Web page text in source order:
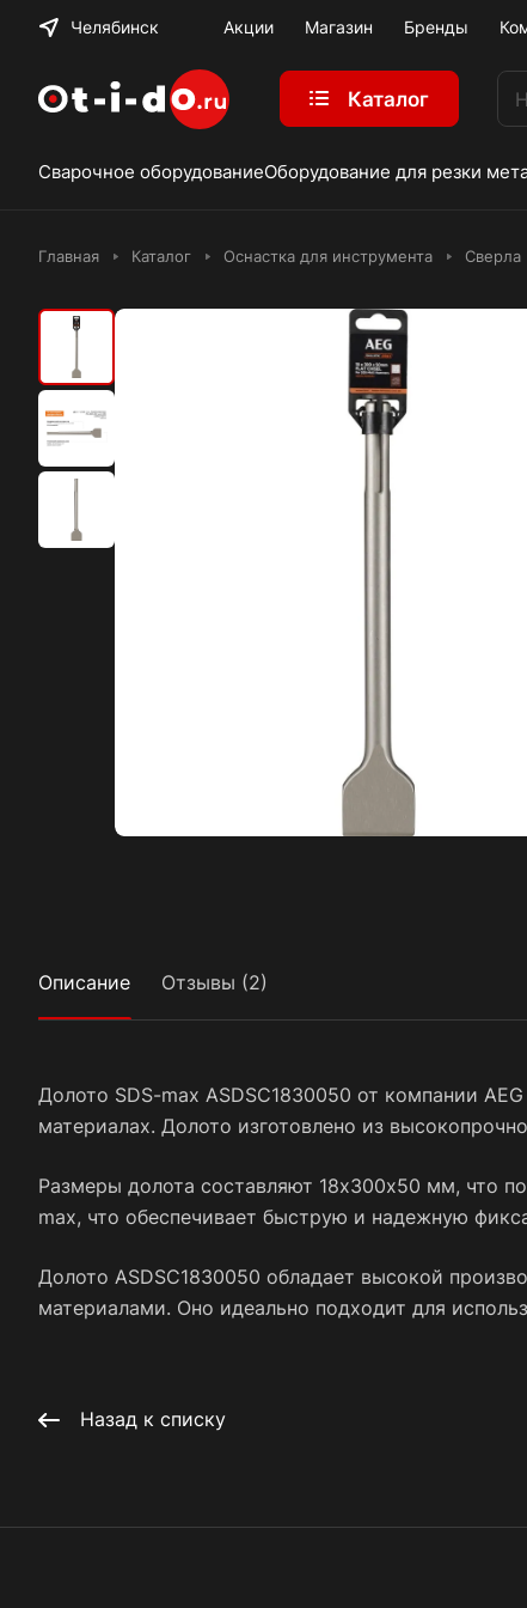
Челябинск Акции Магазин Бренды
Каталог
Сварочное оборудованиеОборудование для резки
Главная Каталог Оснастка для инструмента Сверла
Описание Отзывы (2)
Долото SDS-max ASDSC1830050 от компании
материалах. Долото изготовлено из
Размеры долота составляют 18х300х50 мм, что
max, что обеспечивает быструю и надежную
Долото ASDSC1830050 обладает высокой
материалами. Оно идеально подходит для
Назад к списку